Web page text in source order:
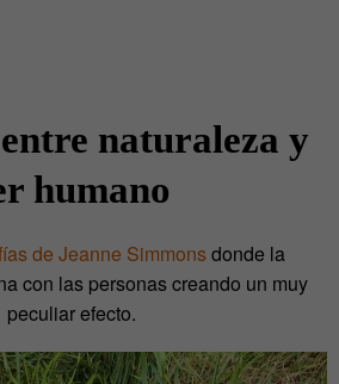
naturaleza y
humano
de Jeanne Simmonsdonde la
con las personas creando un muy
peculiar efecto.